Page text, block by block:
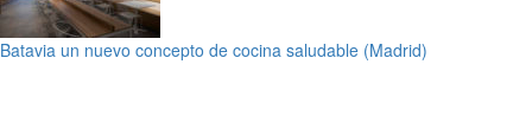
Batavia un nuevo concepto de cocina saludable (Madrid)